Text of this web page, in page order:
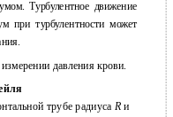
Турбулентное движение
при турбулентности может
давления крови.
трубе радиуса Rи